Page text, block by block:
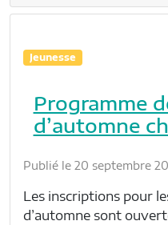
Jeunesse
Programme
d’automne
Publié le 20 septembre
Les inscriptions pour
d’automne sont